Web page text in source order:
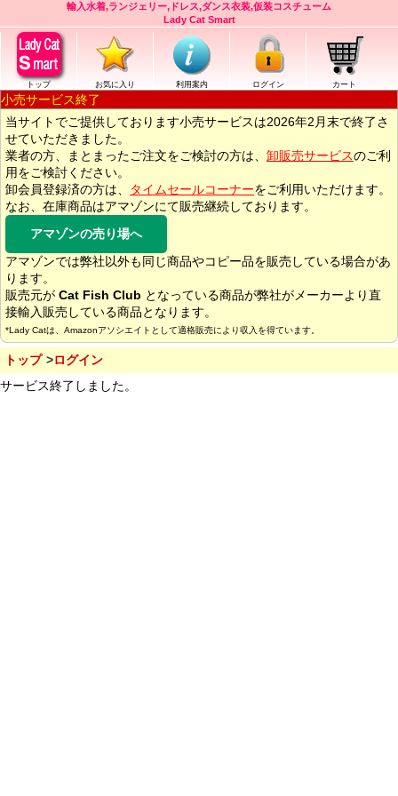
輸入水着,ランジェリー,ドレス,ダンス衣装,仮装コスチューム
Lady Cat Smart
トップ お気に入り 利用案内 ログイン カート
小売サービス終了
当サイトでご提供しております小売サービスは2026年2月末で終了さ
せていただきました。
業者の方、まとまったご注文をご検討の方は、 卸販売サービスのご利
用をご検討ください。
卸会員登録済の方は、
タイムセールコーナーをご利用いただけます。
なお、在庫商品はアマゾンにて販売継続しております。
アマゾンの売り場へ
アマゾンでは弊社以外も同じ商品やコピー品を販売している場合があ
ります。
販売元が Cat Fish Club となっている商品が弊社がメーカーより直
接輸入販売している商品となります。
*Lady Catは、Amazonアソシエイトとして適格販売により収入を得ています。
トップ
ログイン
サービス終了しました。